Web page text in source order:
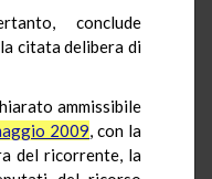
conclude
citata delibera di
ammissibile
2009, con la
del ricorrente, la